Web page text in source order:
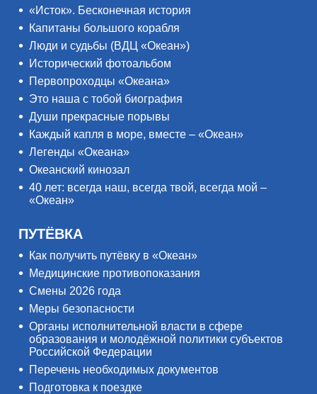
«Исток». Бесконечная история
Капитаны большого корабля
Люди и судьбы (ВДЦ «Океан»)
Исторический фотоальбом
Первопроходцы «Океана»
Это наша с тобой биография
Души прекрасные порывы
Каждый капля в море, вместе – «Океан»
Легенды «Океана»
Океанский кинозал
40 лет: всегда наш, всегда твой, всегда мой –
«Океан»
ПУТЁВКА
Как получить путёвку в «Океан»
Медицинские противопоказания
Смены 2026 года
Меры безопасности
Органы исполнительной власти в сфере
образования и молодёжной политики субъектов
Российской Федерации
Перечень необходимых документов
Подготовка к поездке